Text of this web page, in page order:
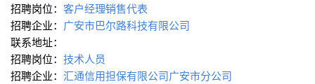
招聘岗位： 客户经理∕销售代表
招聘企业： 广安市巴尔路科技有限公司
联系地址：
招聘岗位： 技术人员
招聘企业： 汇通信用担保有限公司广安市分公司